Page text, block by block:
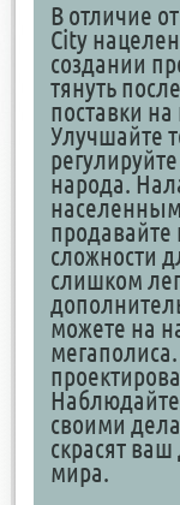
В отличие
City
создании
тянуть
поставки
Улучшайте
народа.
продавайте
сложности
слишком
можете на
своими
скрасят
мира.